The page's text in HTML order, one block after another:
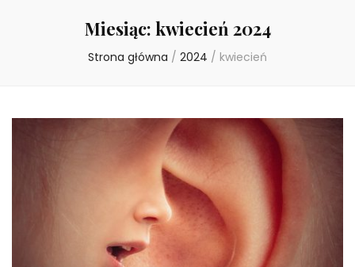
Miesiąc: kwiecień 2024
Strona główna / 2024 / kwiecień